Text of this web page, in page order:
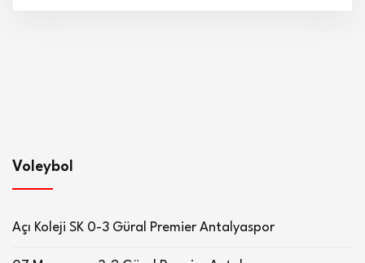
Voleybol
Açı Koleji SK 0-3 Güral Premier Antalyaspor